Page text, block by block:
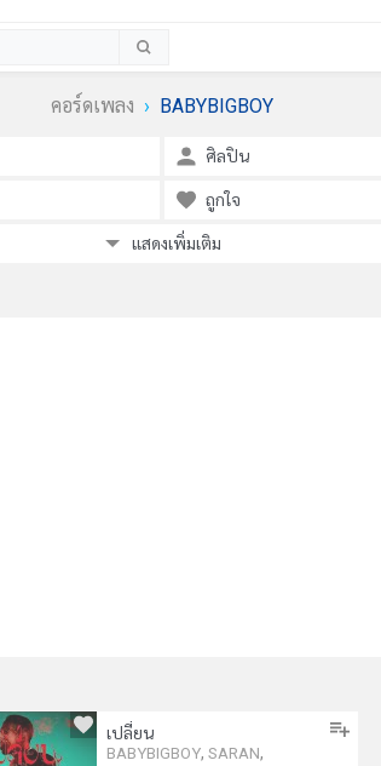
คอร์ดเพลง BABYBIGBOY
ศิลปิน
ถูกใจ
แสดงเพิ่มเติม
เปลี่ยน
BABYBIGBOY, SARAN,